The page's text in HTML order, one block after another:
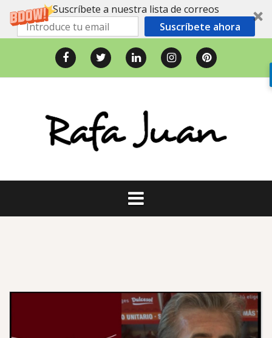
Suscríbete a nuestra lista de correos
Suscríbete ahora
contenido
FacebookTwitter LinkedInInstagramPinterest